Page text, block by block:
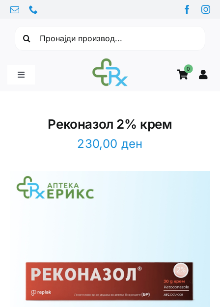
Skip
content
0
Toggle
Лична хигиена
Медицински апрати
Реконазол 2% крем
230,00 ден